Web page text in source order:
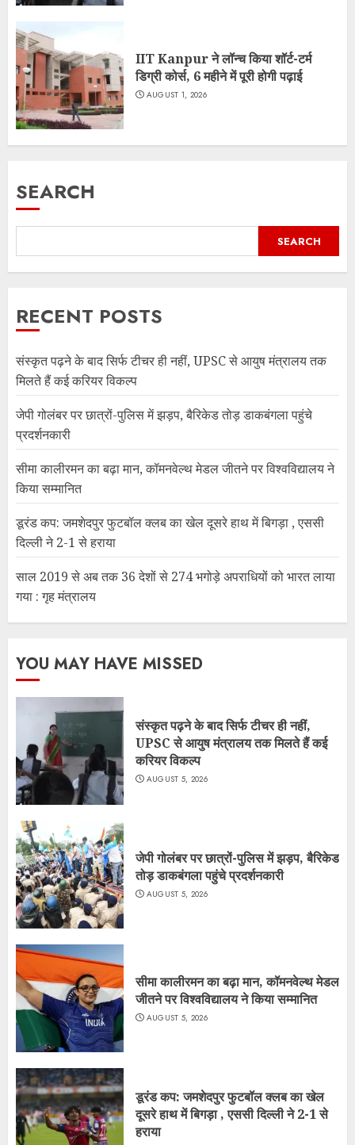
IIT Kanpur ने लॉन्च किया शॉर्ट-टर्म
डिग्री कोर्स, 6 महीने में पूरी होगी पढ़ाई
AUGUST 1, 2026
SEARCH
SEARCH
RECENT POSTS
संस्कृत पढ़ने के बाद सिर्फ टीचर ही नहीं, UPSC से आयुष मंत्रालय तक
मिलते हैं कई करियर विकल्प
जेपी गोलंबर पर छात्रों-पुलिस में झड़प, बैरिकेड तोड़ डाकबंगला पहुंचे
प्रदर्शनकारी
सीमा कालीरमन का बढ़ा मान, कॉमनवेल्थ मेडल जीतने पर विश्वविद्यालय ने
किया सम्मानित
डूरंड कप: जमशेदपुर फुटबॉल क्लब का खेल दूसरे हाथ में बिगड़ा , एससी
दिल्ली ने 2-1 से हराया
साल 2019 से अब तक 36 देशों से 274 भगोड़े अपराधियों को भारत लाया
गया : गृह मंत्रालय
YOU MAY HAVE MISSED
संस्कृत पढ़ने के बाद सिर्फ टीचर ही नहीं,
UPSC से आयुष मंत्रालय तक मिलते हैं कई
करियर विकल्प
AUGUST 5, 2026
जेपी गोलंबर पर छात्रों-पुलिस में झड़प, बैरिकेड
तोड़ डाकबंगला पहुंचे प्रदर्शनकारी
AUGUST 5, 2026
सीमा कालीरमन का बढ़ा मान, कॉमनवेल्थ मेडल
जीतने पर विश्वविद्यालय ने किया सम्मानित
AUGUST 5, 2026
डूरंड कप: जमशेदपुर फुटबॉल क्लब का खेल
दूसरे हाथ में बिगड़ा , एससी दिल्ली ने 2-1 से
हराया